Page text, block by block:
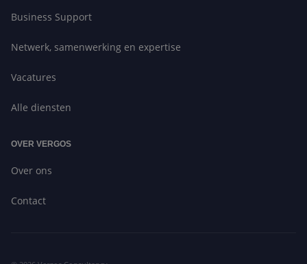
Business Support
Netwerk, samenwerking en expertise
Vacatures
Alle diensten
OVER VERGOS
Over ons
Contact